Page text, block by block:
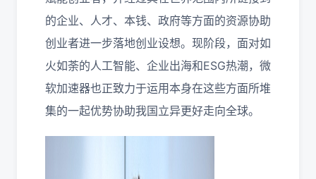
的企业、人才、本钱、政府等方面的资源协助
创业者进一步落地创业设想。现阶段，面对如
火如荼的人工智能、企业出海和ESG热潮，微
软加速器也正致力于运用本身在这些方面所堆
集的一起优势协助我国立异更好走向全球。